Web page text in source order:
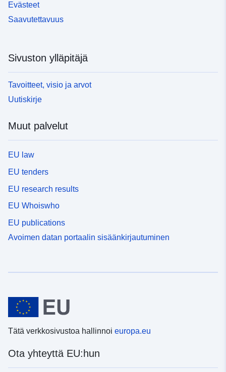
Evästeet
Saavutettavuus
Sivuston ylläpitäjä
Tavoitteet, visio ja arvot
Uutiskirje
Muut palvelut
EU law
EU tenders
EU research results
EU Whoiswho
EU publications
Avoimen datan portaalin sisäänkirjautuminen
Tätä verkkosivustoa hallinnoi europa.eu
Ota yhteyttä EU:hun